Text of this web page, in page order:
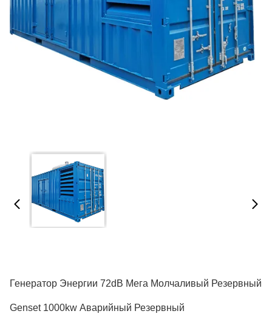
Генератор Энергии 72dB Мега Молчаливый Резервный
Genset 1000kw Аварийный Резервный